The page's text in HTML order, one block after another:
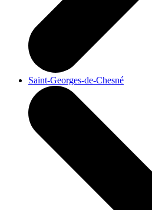
Saint-Georges-de-Chesné